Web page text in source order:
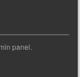
panel.